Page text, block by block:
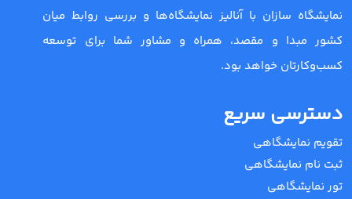
نمایشگاه سازان با آنالیز نمایشگاه‌ها و بررسی روابط میان
کشور مبدا و مقصد، همراه و مشاور شما برای توسعه
کسب‌وکارتان خواهد بود.
دسترسی سریع
تقویم نمایشگاهی
ثبت نام نمایشگاهی
تور نمایشگاهی